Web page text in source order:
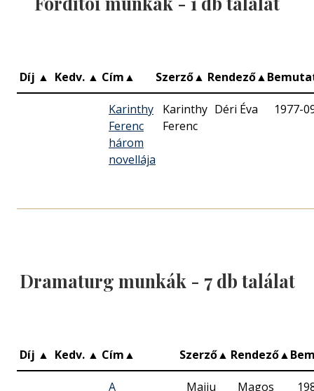
Díj ▲ Kedv. ▲ Cím▲ Szerző▲ Rendező▲
Karinthy
Ferenc
három
novellája
Karinthy
Ferenc
Déri Éva 1977-
Dramaturg munkák - 7db találat
Díj ▲ Kedv. ▲ Cím▲ Szerző▲ Rendező▲
A
Maiju
Magos